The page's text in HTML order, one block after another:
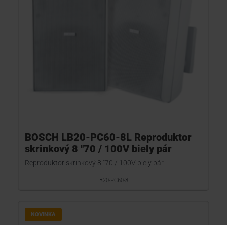
BOSCH LB20-PC60-8L Reproduktor
skrinkový 8 "70 / 100V biely pár
Reproduktor skrinkový 8 "70 / 100V biely pár
LB20-PC60-8L
NOVINKA